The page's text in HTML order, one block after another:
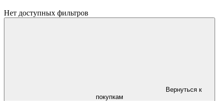
Нет доступных фильтров
Вернуться к
покупкам